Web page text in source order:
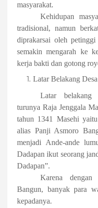
masyarakat.
Kehidupan
tradisional, namun
diprakarsai oleh
semakin mengarah ke
kerja bakti dan gotong
Latar Belakang
Latar belakang
turunya Raja Jenggala
tahun 1341 Masehi
alias Panji Asmoro
menjadi Ande-ande
Dadapan ikut seorang
Dadapan”.
Karena dengan
Bangun, banyak para
kepadanya.